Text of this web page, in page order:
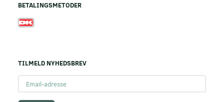
BETALINGSMETODER
TILMELD NYHEDSBREV
adresse